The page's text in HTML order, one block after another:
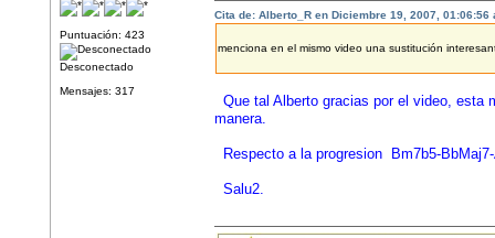
Puntuación: 423
Desconectado
Mensajes: 317
Cita de: Alberto_R en Diciembre 19, 2007, 01:06:56
menciona en el mismo video una sustitución
Que tal Alberto gracias por el video, esta
manera.
Respecto a la progresion Bm7b5-
Salu2.